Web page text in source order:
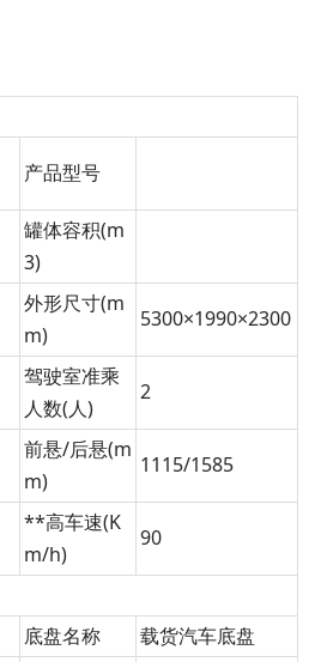
产品型号
罐体容积(m
3)
外形尺寸(m
m)
5300×1990×2300
驾驶室准乘
人数(人)
2
前悬/后悬(m
m)
1115/1585
**高车速(K
m/h)
90
底盘名称 载货汽车底盘